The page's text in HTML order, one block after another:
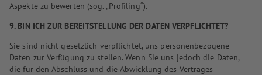
Aspekte zu bewerten (sog. „Profiling“).
9. BIN ICH ZUR BEREITSTELLUNG DER DATEN VERPFLICHTET?
Sie sind nicht gesetzlich verpflichtet, uns personenbezogene
Daten zur Verfügung zu stellen. Wenn Sie uns jedoch die Daten,
die für den Abschluss und die Abwicklung des Vertrages